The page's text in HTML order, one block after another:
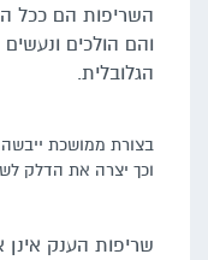
השריפות הם ככל
והם הולכים
הגלובלית.
בצורת ממושכת
וכך יצרה את הדלק
שריפות הענק אינן